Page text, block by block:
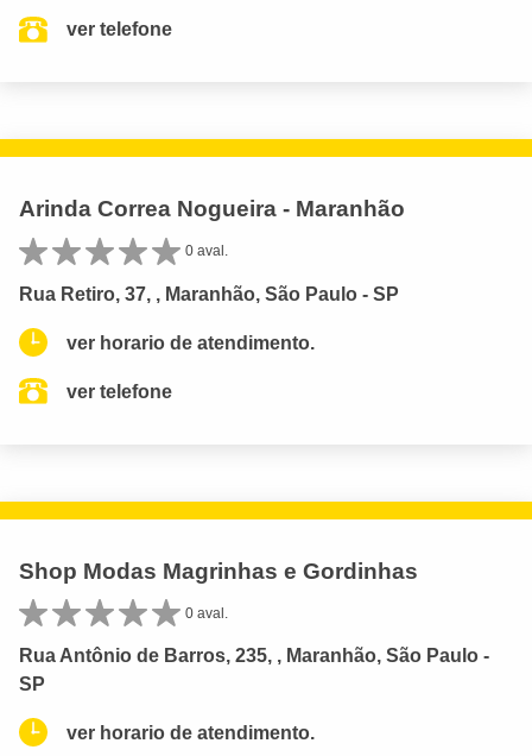
ver telefone
Arinda Correa Nogueira - Maranhão
0 aval.
Rua Retiro, 37, , Maranhão, São Paulo - SP
ver horario de atendimento.
ver telefone
Shop Modas Magrinhas e Gordinhas
0 aval.
Rua Antônio de Barros, 235, , Maranhão, São Paulo -
SP
ver horario de atendimento.